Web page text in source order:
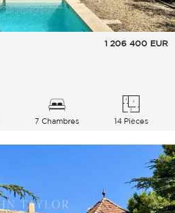
1 206 400 EUR
7 Chambres 14 Pièces